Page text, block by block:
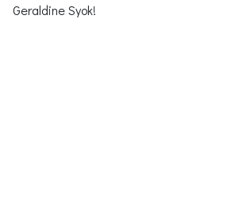
Geraldine Syok!